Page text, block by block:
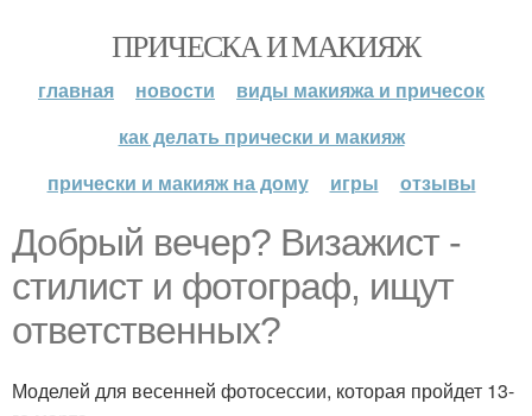
ПРИЧЕСКА И МАКИЯЖ
главная новости
виды макияжа и причесок
как делать прически и макияж
прически и макияж на дому
игры отзывы
Добрый вечер? Визажист -
стилист и фотограф, ищут
ответственных?
Моделей для весенней фотосессии, которая пройдет 13-